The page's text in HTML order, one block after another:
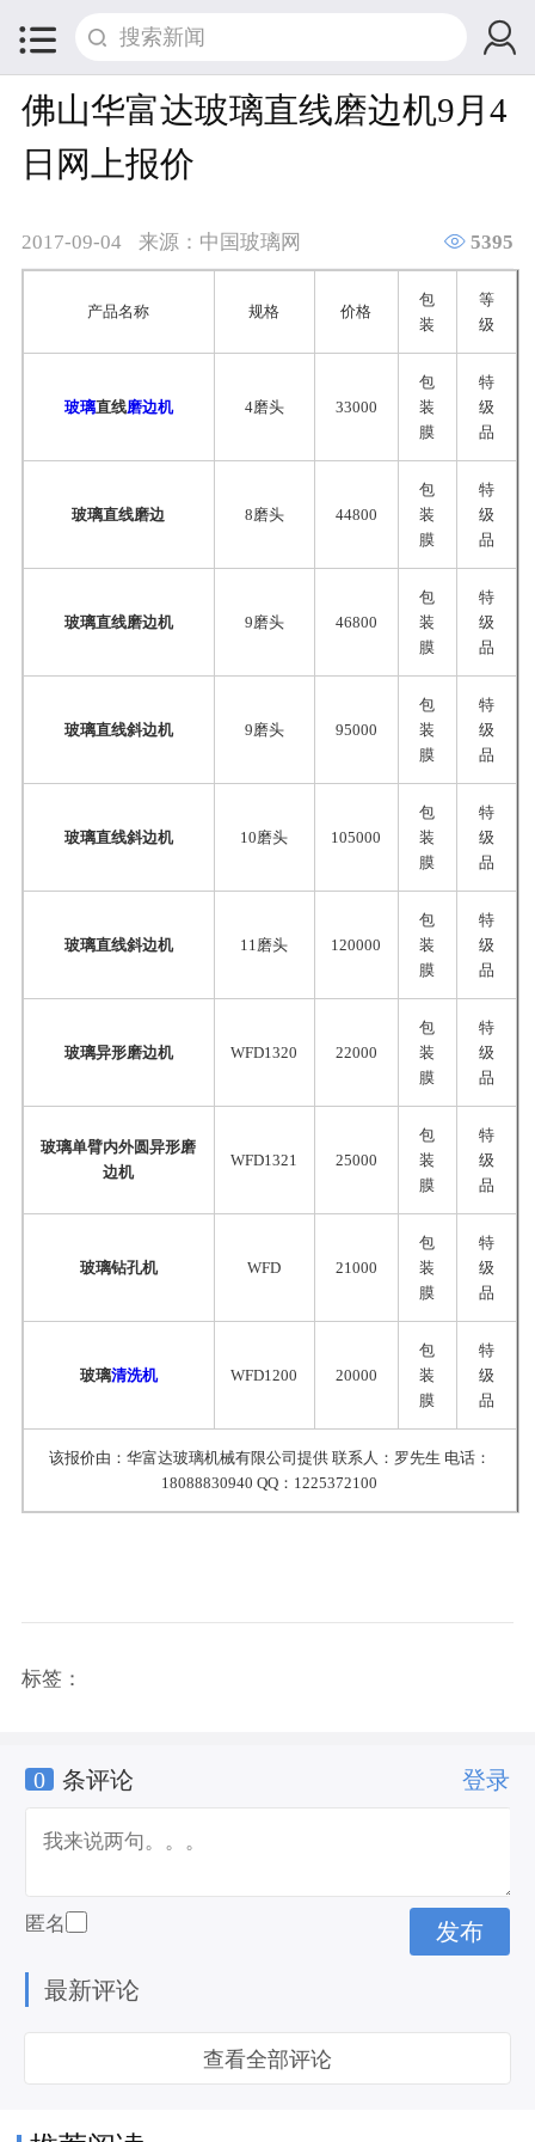
 
佛山华富达玻璃直线磨边机9月4
日网上报价
2017-09-04 来源：中国玻璃网  5395
产品名称 规格 价格
包
装
等
级
玻璃直线磨边机 4磨头 33000
包
装
膜
特
级
品
玻璃直线磨边 8磨头 44800
包
装
膜
特
级
品
玻璃直线磨边机 9磨头 46800
包
装
膜
特
级
品
玻璃直线斜边机 9磨头 95000
包
装
膜
特
级
品
玻璃直线斜边机 10磨头 105000
包
装
膜
特
级
品
玻璃直线斜边机 11磨头 120000
包
装
膜
特
级
品
玻璃异形磨边机 WFD1320 22000
包
装
膜
特
级
品
玻璃单臂内外圆异形磨
边机
WFD1321 25000
包
装
膜
特
级
品
玻璃钻孔机 WFD 21000
包
装
膜
特
级
品
玻璃清洗机 WFD1200 20000
包
装
膜
特
级
品
该报价由：华富达玻璃机械有限公司提供 联系人：罗先生 电话：
18088830940 QQ：1225372100
标签：
0 条评论 登录
匿名
最新评论
查看全部评论